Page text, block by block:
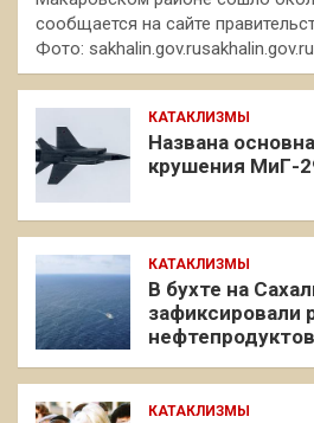
сообщается на сайте
Фото:
КАТАКЛИЗМЫ
Названа
крушения МиГ-
КАТАКЛИЗМЫ
В бухте на
зафиксировали
нефтепродуктов
КАТАКЛИЗМЫ